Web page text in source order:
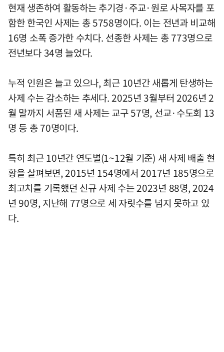
현재 생존하여 활동하는 추기경·주교·원로 사목자를 포
함한 한국인 사제는 총 5758명이다. 이는 전년과 비교해
16명 소폭 증가한 수치다. 선종한 사제는 총 773명으로
전년보다 34명 늘었다.
누적 인원은 늘고 있으나, 최근 10년간 새롭게 탄생하는
사제 수는 감소하는 추세다. 2025년 3월부터 2026년 2
월 말까지 서품된 새 사제는 교구 57명, 선교·수도회 13
명 등 총 70명이다.
특히 최근 10년간 연도별(1~12월 기준) 새 사제 배출 현
황을 살펴보면, 2015년 154명에서 2017년 185명으로
최고치를 기록했던 신규 사제 수는 2023년 88명, 2024
년 90명, 지난해 77명으로 세 자릿수를 넘지 못하고 있
다.